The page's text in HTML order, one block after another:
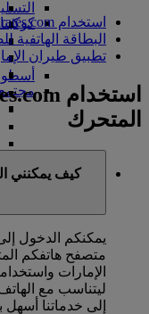
كوكبنا
استخدام emirates.com على هاتفكم المتحرك
البطاقة الهاتفية
تطبيق طيران
المتحرك
متصفح هاتفكم
الإمارات
ليتناسب مع
إلى خدماتنا